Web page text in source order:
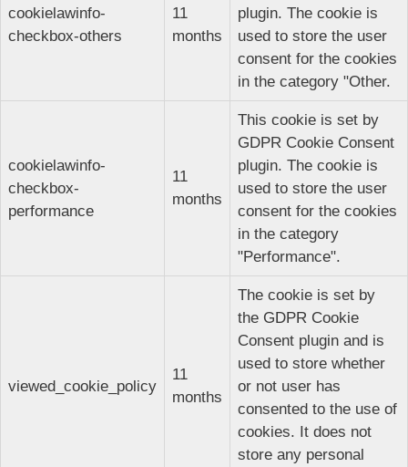
cookielawinfo-
checkbox-others
11
months
plugin. The cookie is
used to store the user
consent for the cookies
in the category "Other.
cookielawinfo-
checkbox-
performance
11
months
This cookie is set by
GDPR Cookie Consent
plugin. The cookie is
used to store the user
consent for the cookies
in the category
"Performance".
viewed_cookie_policy
11
months
The cookie is set by
the GDPR Cookie
Consent plugin and is
used to store whether
or not user has
consented to the use of
cookies. It does not
store any personal